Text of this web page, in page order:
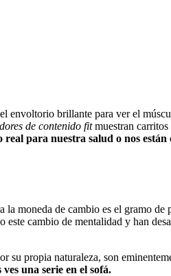
envoltorio brillante para ver el
de contenido fitmuestran carritos
real para nuestra salud o nos
moneda de cambio es el gramo de
cambio de mentalidad y han
propia naturaleza, son
una serie en el sofá.